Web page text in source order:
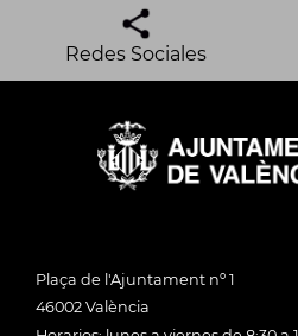
Redes Sociales
Plaça de l'Ajuntament nº 1
46002 València